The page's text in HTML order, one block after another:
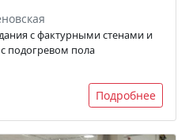
с фактурными стенами и
подогревом пола
Подробнее